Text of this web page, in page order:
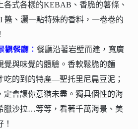
各式各樣的KEBAB、香脆的薯條、
醬、灑一點特殊的香料，一卷卷的
觀餐廳： 餐廳沿著岩壁而建，寬廣
覺與味覺的體驗。香軟鬆脆的麵
吃的到的特產—聖托里尼扁豆泥；
定會讓你意猶未盡。獨具個性的海
臘沙拉…等等，看著千萬海景、美